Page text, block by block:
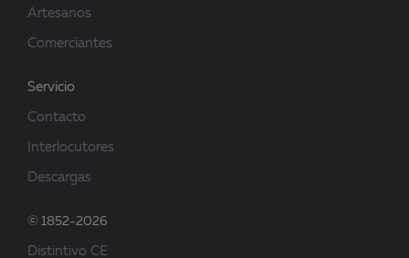
Artesanos
Comerciantes
Servicio
Contacto
Interlocutores
Descargas
© 1852-2026
Distintivo CE